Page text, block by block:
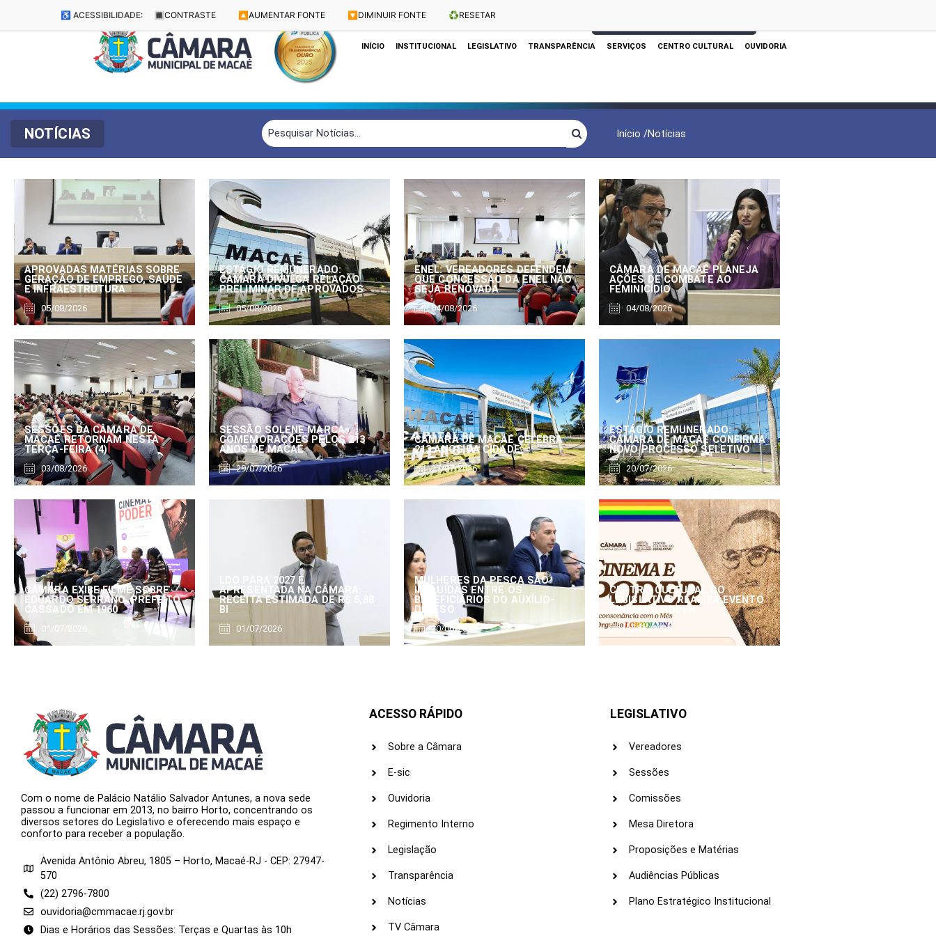
♿ ACESSIBILIDADE: 🔳 CONTRASTE 🔼 AUMENTAR FONTE 🔽 DIMINUIR FONTE ♻️RESETAR
Dias e Horários das Sessões: Terças e Quartas às 10h
INÍCIO INSTITUCIONAL LEGISLATIVO TRANSPARÊNCIA SERVIÇOS CENTRO CULTURAL OUVIDORIA
NOTÍCIAS Início /Notícias
APROVADAS MATÉRIAS SOBRE
GERAÇÃO DE EMPREGO, SAÚDE
E INFRAESTRUTURA
05/08/2026
ESTÁGIO REMUNERADO:
CÂMARA DIVULGA RELAÇÃO
PRELIMINAR DE APROVADOS
05/08/2026
ENEL: VEREADORES DEFENDEM
QUE CONCESSÃO DA ENEL NÃO
SEJA RENOVADA
04/08/2026
CÂMARA DE MACAÉ PLANEJA
AÇÕES DE COMBATE AO
FEMINICÍDIO
04/08/2026
SESSÕES DA CÂMARA DE
MACAÉ RETORNAM NESTA
TERÇA-FEIRA (4)
03/08/2026
SESSÃO SOLENE MARCA
COMEMORAÇÕES PELOS 213
ANOS DE MACAÉ
29/07/2026
CÂMARA DE MACAÉ CELEBRA
213 ANOS DA CIDADE
27/07/2026
ESTÁGIO REMUNERADO:
CÂMARA DE MACAÉ CONFIRMA
NOVO PROCESSO SELETIVO
20/07/2026
CÂMARA EXIBE FILME SOBRE
EDUARDO SERRANO, PREFEITO
CASSADO EM 1960
01/07/2026
LDO PARA 2027 É
APRESENTADA NA CÂMARA:
RECEITA ESTIMADA DE R$ 5,88
BI
01/07/2026
MULHERES DA PESCA SÃO
INCLUÍDAS ENTRE OS
BENEFICIÁRIOS DO AUXÍLIO-
DEFESO
30/06/2026
CENTRO CULTURAL DO
LEGISLATIVO REALIZA EVENTO
CINEMA E PODER
25/06/2026
Com o nome de Palácio Natálio Salvador Antunes, a nova sede
passou a funcionar em 2013, no bairro Horto, concentrando os
diversos setores do Legislativo e oferecendo mais espaço e
conforto para receber a população.
Avenida Antônio Abreu, 1805 – Horto, Macaé-RJ - CEP: 27947-
570
(22) 2796-7800
ouvidoria@cmmacae.rj.gov.br
Dias e Horários das Sessões: Terças e Quartas às 10h
ACESSO RÁPIDO
Sobre a Câmara
E-sic
Ouvidoria
Regimento Interno
Legislação
Transparência
Notícias
TV Câmara
LEGISLATIVO
Vereadores
Sessões
Comissões
Mesa Diretora
Proposições e Matérias
Audiências Públicas
Plano Estratégico Institucional